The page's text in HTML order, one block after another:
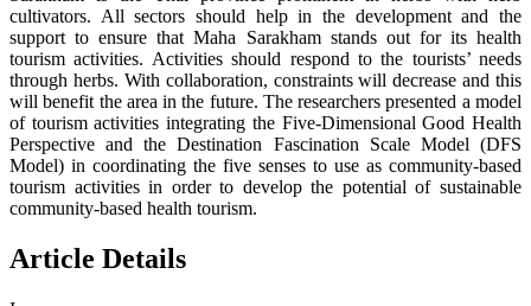
cultivators. All sectors should help in the development and the
support to ensure that Maha Sarakham stands out for its health
tourism activities. Activities should respond to the tourists’ needs
through herbs. With collaboration, constraints will decrease and this
will benefit the area in the future. The researchers presented a model
of tourism activities integrating the Five-Dimensional Good Health
Perspective and the Destination Fascination Scale Model (DFS
Model) in coordinating the five senses to use as community-based
tourism activities in order to develop the potential of sustainable
community-based health tourism.
Article Details